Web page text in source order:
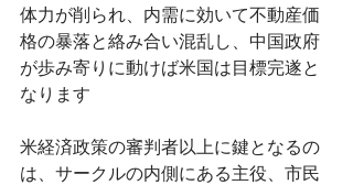
体力が削られ、内需に効いて不動産価
格の暴落と絡み合い混乱し、中国政府
が歩み寄りに動けば米国は目標完遂と
なります
米経済政策の審判者以上に鍵となるの
は、サークルの内側にある主役、市民